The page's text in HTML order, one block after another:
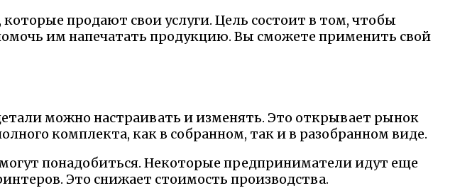
продают свои услуги. Цель состоит в том, чтобы
им напечатать продукцию. Вы сможете применить свой
можно настраивать и изменять. Это открывает рынок
комплекта, как в собранном, так и в разобранном виде.
понадобиться. Некоторые предприниматели идут еще
Это снижает стоимость производства.